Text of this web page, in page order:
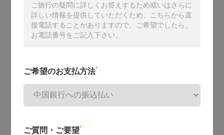
ご旅行の疑問に詳しくお答えするため或いはさらに
詳しい情報を提供していただくため、こちらから直
接電話することがありますので、ご希望でしたら、
お電話番号をご記入下さい。
ご希望のお支払方法*
ご質問・ご要望*